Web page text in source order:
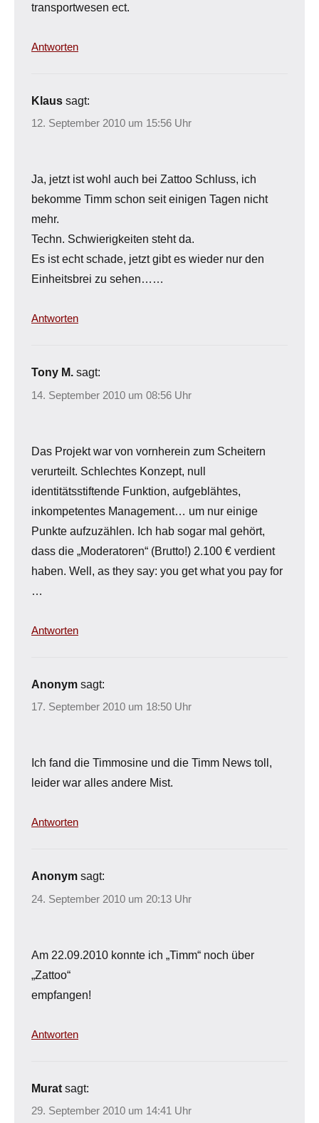
transportwesen ect.
Antworten
Klaus sagt:
12. September 2010 um 15:56 Uhr
Ja, jetzt ist wohl auch bei Zattoo Schluss, ich
bekomme Timm schon seit einigen Tagen nicht
mehr.
Techn. Schwierigkeiten steht da.
Es ist echt schade, jetzt gibt es wieder nur den
Einheitsbrei zu sehen……
Antworten
Tony M. sagt:
14. September 2010 um 08:56 Uhr
Das Projekt war von vornherein zum Scheitern
verurteilt. Schlechtes Konzept, null
identitätsstiftende Funktion, aufgeblähtes,
inkompetentes Management… um nur einige
Punkte aufzuzählen. Ich hab sogar mal gehört,
dass die „Moderatoren“ (Brutto!) 2.100 € verdient
haben. Well, as they say: you get what you pay for
…
Antworten
Anonym sagt:
17. September 2010 um 18:50 Uhr
Ich fand die Timmosine und die Timm News toll,
leider war alles andere Mist.
Antworten
Anonym sagt:
24. September 2010 um 20:13 Uhr
Am 22.09.2010 konnte ich „Timm“ noch über
„Zattoo“
empfangen!
Antworten
Murat sagt:
29. September 2010 um 14:41 Uhr